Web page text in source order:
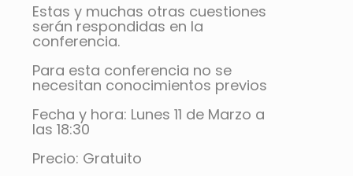
Estas y muchas otras cuestiones
serán respondidas en la
conferencia.
Para esta conferencia no se
necesitan conocimientos previos
Fecha y hora: Lunes 11 de Marzo a
las 18:30
Precio: Gratuito